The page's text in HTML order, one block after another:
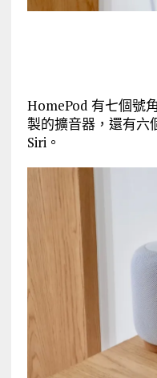
HomePod 有七個號
製的擴音器，還有六
Siri。